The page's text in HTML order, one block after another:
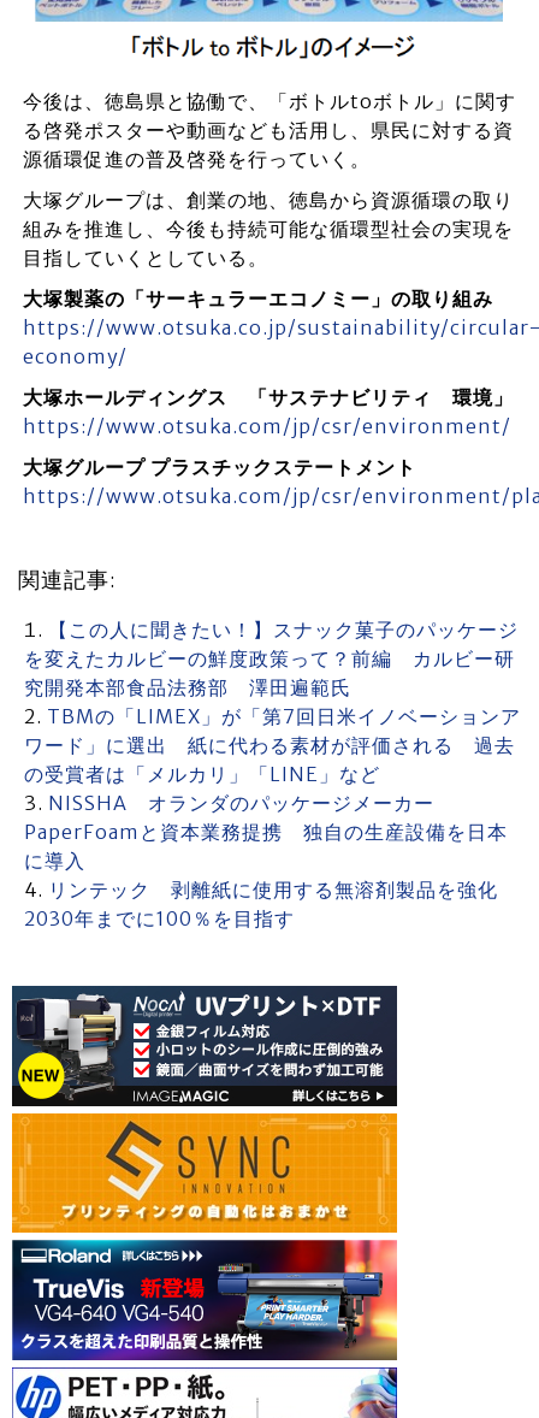
今後は、徳島県と協働で、「ボトルtoボトル」に関す
る啓発ポスターや動画なども活用し、県民に対する資
源循環促進の普及啓発を行っていく。
大塚グループは、創業の地、徳島から資源循環の取り
組みを推進し、今後も持続可能な循環型社会の実現を
目指していくとしている。
大塚製薬の「サーキュラーエコノミー」の取り組み
https://www.otsuka.co.jp/sustainability/
economy/
大塚ホールディングス 「サステナビリティ 環境」
https://www.otsuka.com/jp/csr/environment/
大塚グループ プラスチックステートメント
https://www.otsuka.com/jp/csr/environment/
関連記事:
【この人に聞きたい！】スナック菓子のパッケージ
を変えたカルビーの鮮度政策って？前編 カルビー研
究開発本部食品法務部 澤田遍範氏
TBMの「LIMEX」が「第7回日米イノベーションア
ワード」に選出 紙に代わる素材が評価される 過去
の受賞者は「メルカリ」「LINE」など
NISSHA オランダのパッケージメーカー
PaperFoamと資本業務提携 独自の生産設備を日本
に導入
リンテック 剥離紙に使用する無溶剤製品を強化
2030年までに100％を目指す